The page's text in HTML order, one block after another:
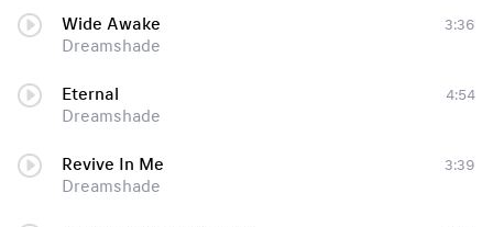
Wide Awake
Dreamshade
3:36
Eternal
Dreamshade
4:54
Revive In Me
Dreamshade
3:39